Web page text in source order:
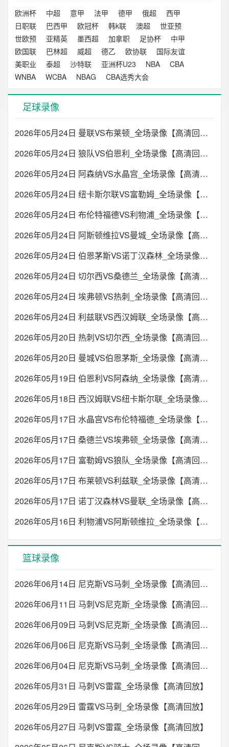
欧洲杯 中超 意甲 法甲 德甲 俄超
西甲
日职联
巴西甲 欧冠杯 韩k联 澳超
世亚预
世欧预
亚精英 墨西超 加拿职 足协杯
中甲
欧国联
巴林超 威超 德乙 欧协联
国际友谊
美职业
泰超 沙特联 亚洲杯U23 NBA
CBA
WNBA
WCBA NBAG CBA选秀大会
足球录像
2026年05月24日 曼联VS布莱顿_全场录像【高清回放】
2026年05月24日 狼队VS伯恩利_全场录像【高清回放】
2026年05月24日 阿森纳VS水晶宫_全场录像【高清回放】
2026年05月24日 纽卡斯尔联VS富勒姆_全场录像【高清回放】
2026年05月24日 布伦特福德VS利物浦_全场录像【高清回放】
2026年05月24日 阿斯顿维拉VS曼城_全场录像【高清回放】
2026年05月24日 伯恩茅斯VS诺丁汉森林_全场录像【高清回放】
2026年05月24日 切尔西VS桑德兰_全场录像【高清回放】
2026年05月24日 埃弗顿VS热刺_全场录像【高清回放】
2026年05月24日 利兹联VS西汉姆联_全场录像【高清回放】
2026年05月20日 热刺VS切尔西_全场录像【高清回放】
2026年05月20日 曼城VS伯恩茅斯_全场录像【高清回放】
2026年05月19日 伯恩利VS阿森纳_全场录像【高清回放】
2026年05月18日 西汉姆联VS纽卡斯尔联_全场录像【高清回放】
2026年05月17日 水晶宫VS布伦特福德_全场录像【高清回放】
2026年05月17日 桑德兰VS埃弗顿_全场录像【高清回放】
2026年05月17日 富勒姆VS狼队_全场录像【高清回放】
2026年05月17日 布莱顿VS利兹联_全场录像【高清回放】
2026年05月17日 诺丁汉森林VS曼联_全场录像【高清回放】
2026年05月16日 利物浦VS阿斯顿维拉_全场录像【高清回放】
篮球录像
2026年06月14日 尼克斯VS马刺_全场录像【高清回放】
2026年06月11日 马刺VS尼克斯_全场录像【高清回放】
2026年06月09日 马刺VS尼克斯_全场录像【高清回放】
2026年06月06日 尼克斯VS马刺_全场录像【高清回放】
2026年06月04日 尼克斯VS马刺_全场录像【高清回放】
2026年05月31日 马刺VS雷霆_全场录像【高清回放】
2026年05月29日 雷霆VS马刺_全场录像【高清回放】
2026年05月27日 马刺VS雷霆_全场录像【高清回放】